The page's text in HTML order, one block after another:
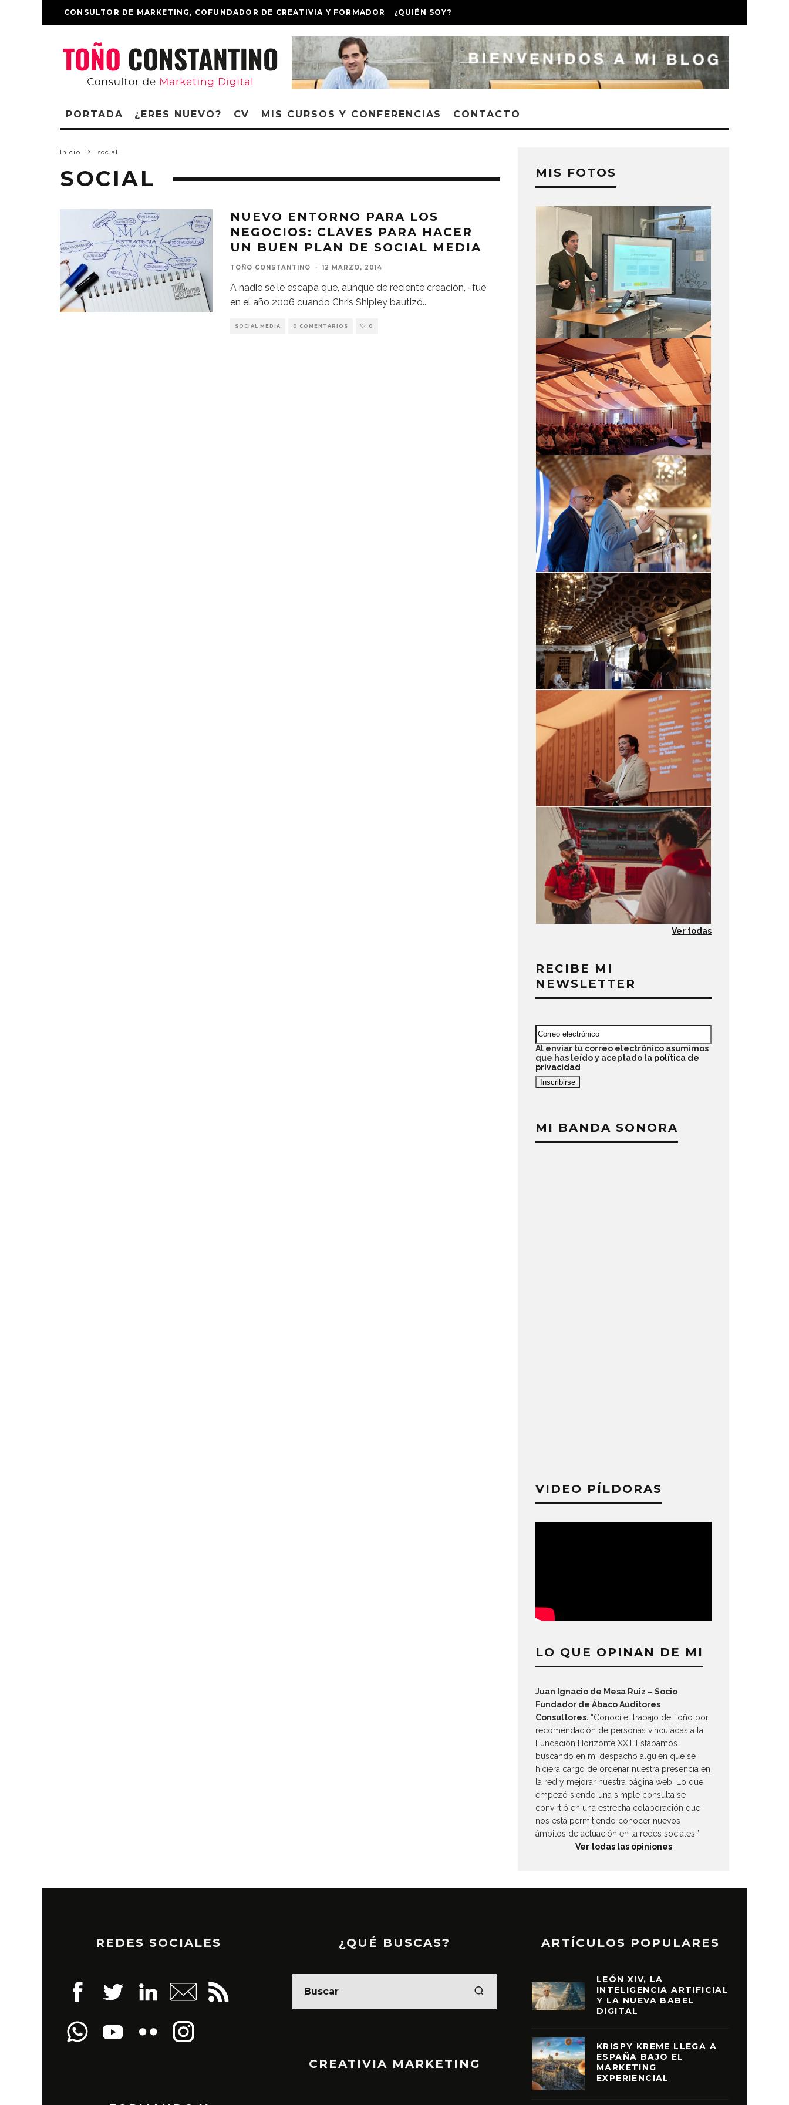
CONSULTOR DE MARKETING, COFUNDADOR DE CREATIVIA Y FORMADOR ¿QUIÉN SOY?
PORTADA ¿ERES NUEVO? CV MIS CURSOS Y CONFERENCIAS CONTACTO
Inicio social
SOCIAL
NUEVO ENTORNO PARA LOS
NEGOCIOS: CLAVES PARA HACER
UN BUEN PLAN DE SOCIAL MEDIA
TOÑO CONSTANTINO · 12 MARZO, 2014
A nadie se le escapa que, aunque de reciente creación, -fue
en el año 2006 cuando Chris Shipley bautizó...
SOCIAL MEDIA 0 COMENTARIOS 0
MIS FOTOS
Ver todas
RECIBE MI
NEWSLETTER
Al enviar tu correo electrónico asumimos
que has leído y aceptado la política de
privacidad
MI BANDA SONORA
VIDEO PÍLDORAS
LO QUE OPINAN DE MI
Juan Ignacio de Mesa Ruiz – Socio
Fundador de Ábaco Auditores
Consultores. “Conocí el trabajo de Toño por
recomendación de personas vinculadas a la
Fundación Horizonte XXII. Estábamos
buscando en mi despacho alguien que se
hiciera cargo de ordenar nuestra presencia en
la red y mejorar nuestra página web. Lo que
empezó siendo una simple consulta se
convirtió en una estrecha colaboración que
nos está permitiendo conocer nuevos
ámbitos de actuación en la redes sociales.”
Ver todas las opiniones
REDES SOCIALES ¿QUÉ BUSCAS?
CREATIVIA MARKETING
ARTÍCULOS POPULARES
LEÓN XIV, LA
INTELIGENCIA ARTIFICIAL
Y LA NUEVA BABEL
DIGITAL
KRISPY KREME LLEGA A
ESPAÑA BAJO EL
MARKETING
EXPERIENCIAL